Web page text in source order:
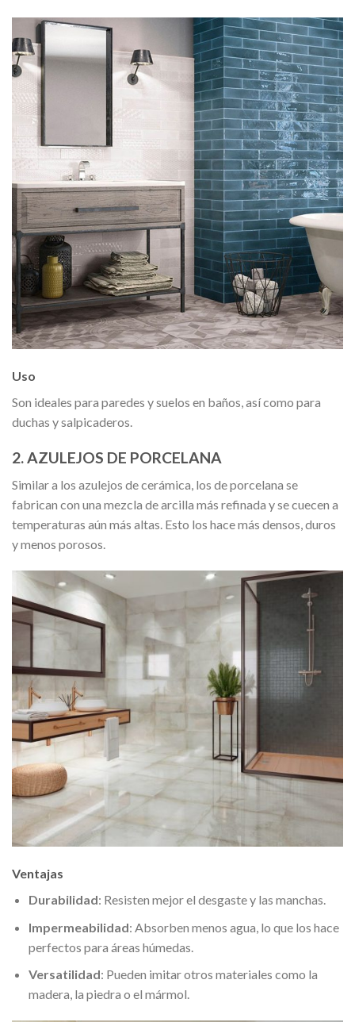
Uso
Son ideales para paredes y suelos en baños, así como para
duchas y salpicaderos.
2. AZULEJOS DE PORCELANA
Similar a los azulejos de cerámica, los de porcelana se
fabrican con una mezcla de arcilla más refinada y se cuecen a
temperaturas aún más altas. Esto los hace más densos, duros
y menos porosos.
Ventajas
Durabilidad: Resisten mejor el desgaste y las manchas.
Impermeabilidad: Absorben menos agua, lo que los hace
perfectos para áreas húmedas.
Versatilidad: Pueden imitar otros materiales como la
madera, la piedra o el mármol.